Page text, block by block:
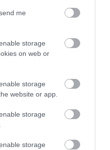
me
storage
on web or
storage
website or app.
storage
storage
de las flores de calabacín... por
y cuando lo hacía, no era el
2016